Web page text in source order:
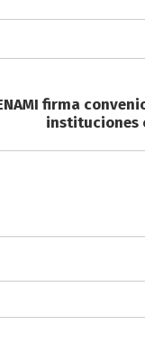
firma
instituciones